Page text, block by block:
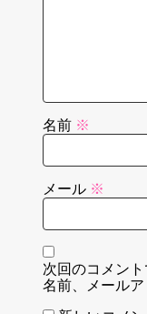
名前 ※
メール ※
次回のコメン
名前、メールア